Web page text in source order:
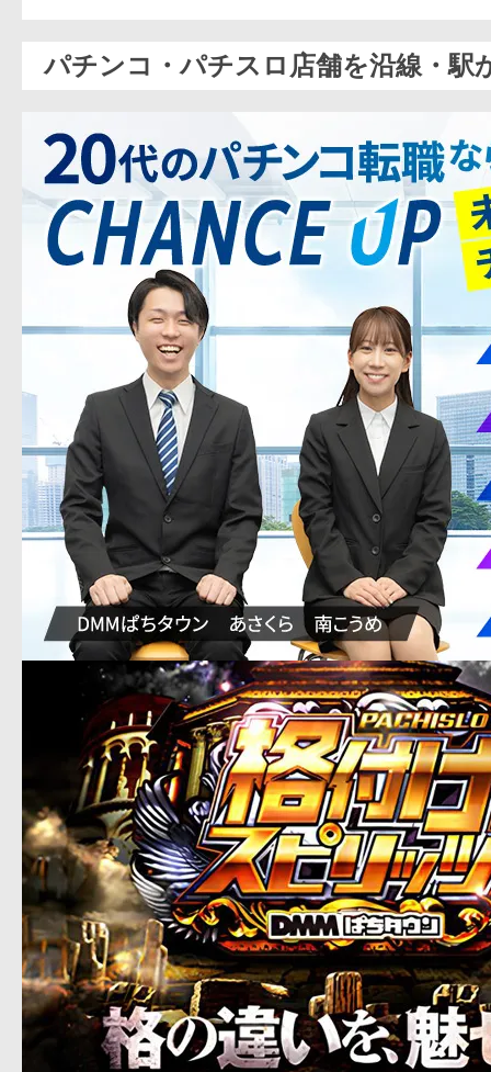
パチンコ・パチスロ店舗を沿線・駅